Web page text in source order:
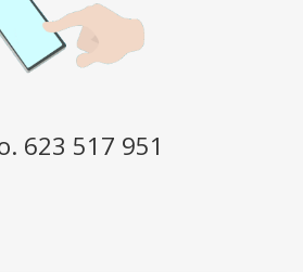
623 517 951